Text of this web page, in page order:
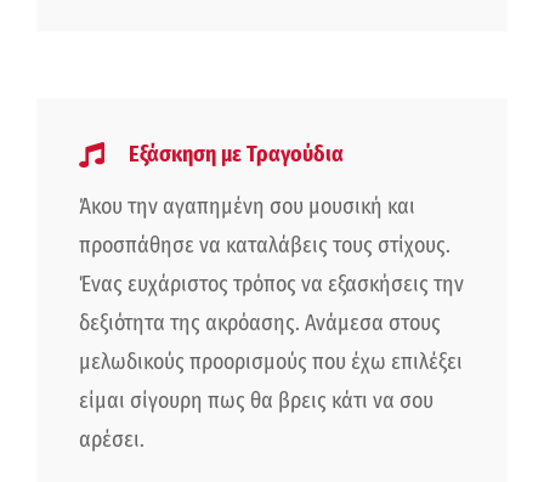
Εξάσκηση με Τραγούδια
Άκου την αγαπημένη σου μουσική και
προσπάθησε να καταλάβεις τους στίχους.
Ένας ευχάριστος τρόπος να εξασκήσεις την
δεξιότητα της ακρόασης. Ανάμεσα στους
μελωδικούς προορισμούς που έχω επιλέξει
είμαι σίγουρη πως θα βρεις κάτι να σου
αρέσει.